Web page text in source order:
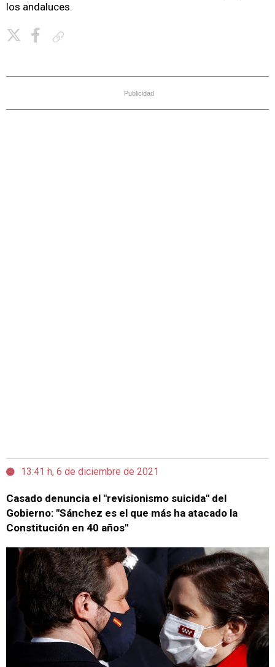
los andaluces.
Publicidad
13:41 h, 6 de diciembre de 2021
Casado denuncia el "revisionismo suicida" del
Gobierno: "Sánchez es el que más ha atacado la
Constitución en 40 años"